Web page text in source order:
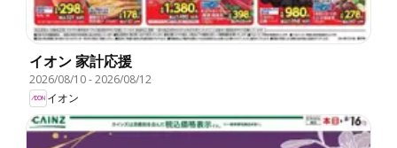
イオン 家計応援
2026/08/10-2026/08/12
イオン